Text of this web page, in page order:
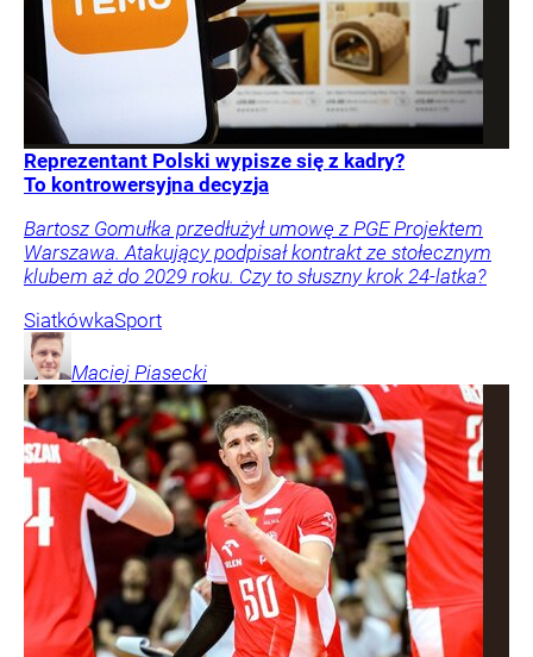
Reprezentant Polski wypisze się z kadry?
To kontrowersyjna decyzja
Bartosz Gomułka przedłużył umowę z PGE Projektem
Warszawa. Atakujący podpisał kontrakt ze stołecznym
klubem aż do 2029 roku. Czy to słuszny krok 24-latka?
SiatkówkaSport
Maciej Piasecki